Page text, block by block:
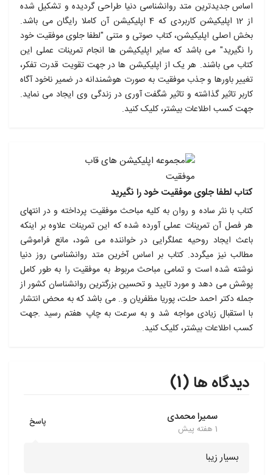
اساس جدیدترین متد روانشناسی دنیا طراحی گردیده و تشکیل شده
از 12 اپلیکیشن کاربردی که 4 اپلیکیشن آن کاملا رایگان می باشد.
بخش اصلی اپلیکیشن، کتاب صوتی و متنی "لطفا جلوی موفقیت خود
را نگیرید" می باشد که سایر اپلیکیشن ها انجام تمرینات عملی این
کتاب می باشند. هر یک از اپلیکیشن ها در جهت تقویت قدرت تفکر،
تغییر باورها و جذب موفقیت به صورت هوشمندانه در ضمیر ناخود آگاه
کاربر تاثیر گذاشته و تاثیر شگفت آوری در زندگی وی ایجاد می نماید.
جهت کسب اطلاعات بیشتر، کلیک کنید.
کتاب لطفا جلوی موفقیت خود را نگیرید
کتاب با نثر ساده و روان به کلیه مباحث موفقیت پرداخته و در انتهای
هر فصل آن تمرینات عملی آورده شده که این تمرینات علاوه بر اینکه
باعث ایجاد روحیه عملگرایی در خواننده می شود، مانع فراموشی
مطالب نیز میگردد. کتاب بر اساس آخرین متد روانشناسی روز دنیا
نوشته شده است و تمامی مباحث مربوط به موفقیت را به طور کامل
پوشش می دهد و مورد تایید و تحسین بزرگترین روانشناسان کشور از
جمله دکتر احمد حلت، پوریا مظفریان و.. می باشد که به محض انتشار
با استقبال زیادی مواجه شد و به سرعت به چاپ هفتم رسید .جهت
کسب اطلاعات بیشتر، کلیک کنید.
دیدگاه ها (1)
سمیرا محمدی
1 هفته پیش
پاسخ
بسیار زیبا